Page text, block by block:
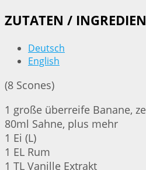
ZUTATEN /
Deutsch
English
(8 Scones)
1 große überreife Banane,
80ml Sahne, plus mehr
1 Ei (L)
1 EL Rum
1 TL Vanille Extrakt